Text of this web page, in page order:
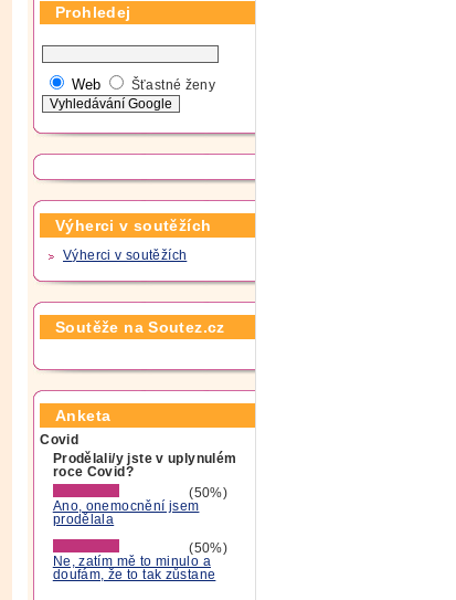
Prohledej
Web Šťastné ženy
Výherci v soutěžích
Výherci v soutěžích
Soutěže na Soutez.cz
Anketa
Covid
Prodělali/y jste v uplynulém
roce Covid?
(50%)
Ano, onemocnění jsem
prodělala
(50%)
Ne, zatím mě to minulo a
doufám, že to tak zůstane